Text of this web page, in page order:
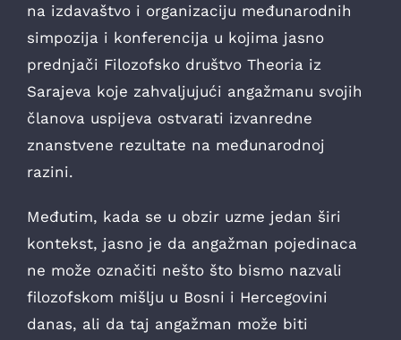
na izdavaštvo i organizaciju međunarodnih
simpozija i konferencija u kojima jasno
prednjači Filozofsko društvo Theoria iz
Sarajeva koje zahvaljujući angažmanu svojih
članova uspijeva ostvarati izvanredne
znanstvene rezultate na međunarodnoj
razini.
Međutim, kada se u obzir uzme jedan širi
kontekst, jasno je da angažman pojedinaca
ne može označiti nešto što bismo nazvali
filozofskom mišlju u Bosni i Hercegovini
danas, ali da taj angažman može biti